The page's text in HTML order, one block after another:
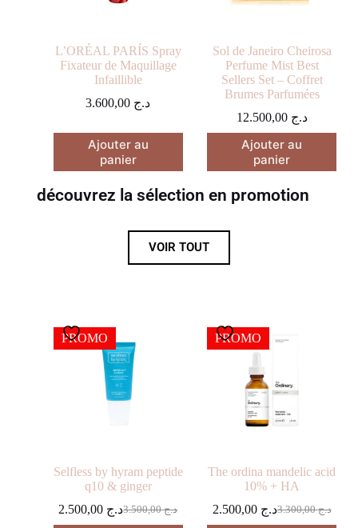
L’ORÉAL PARÍS Spray
Fixateur de Maquillage
Infaillible
د.ج
Ajouter au
panier
Sol de Janeiro Cheirosa
Perfume Mist Best
Sellers Set – Coffret
Brumes Parfumées
د.ج 12.500,00
Ajouter au
panier
découvrez la sélection en promotion
VOIR TOUT
PROMO
Selfless by hyram peptide
q10 & ginger
د.ج3.500,00 د.ج
PROMO
The ordina mandelic acid
10% + HA
د.ج3.300,00 د.ج 2.500,00